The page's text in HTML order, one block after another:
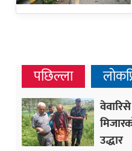
पछिल्ला
उद्धार